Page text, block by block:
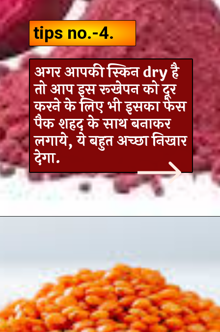
tips no.-4.
अगर आपकी स्किन dry है
तो आप इस रूखेपन को दूर
करने के लिए भी इसका फेस
पैक शहद के साथ बनाकर
लगाये, ये बहुत अच्छा निखार
देगा.